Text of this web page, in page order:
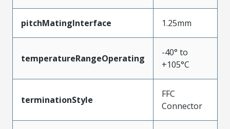
pitchMatingInterface 1.25mm
temperatureRangeOperating
-40° to
+105°C
terminationStyle
FFC
Connector